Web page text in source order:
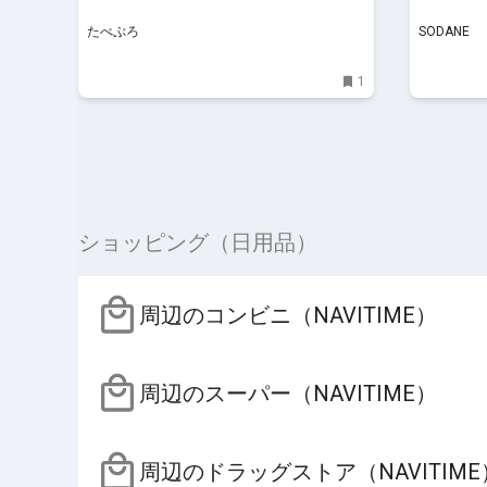
たべぷろ
1
SODANE
ショッピング（日用品）
周辺のコンビニ（NAVITIME）
周辺のスーパー（NAVITIME）
周辺のドラッグストア（NAVITIME